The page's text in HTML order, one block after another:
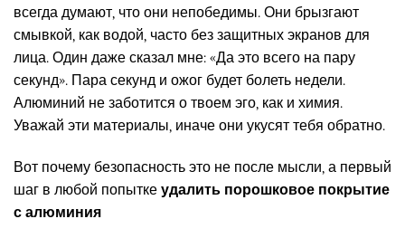
всегда думают, что они непобедимы. Они брызгают
смывкой, как водой, часто без защитных экранов для
лица. Один даже сказал мне: «Да это всего на пару
секунд». Пара секунд и ожог будет болеть недели.
Алюминий не заботится о твоем эго, как и химия.
Уважай эти материалы, иначе они укусят тебя обратно.
Вот почему безопасность это не после мысли, а первый
шаг в любой попытке удалить порошковое покрытие
с алюминия